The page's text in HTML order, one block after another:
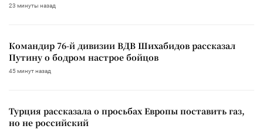
23 минуты назад
Командир 76-й дивизии ВДВ Шихабидов рассказал
Путину о бодром настрое бойцов
45 минут назад
Турция рассказала о просьбах Европы поставить газ,
но не российский